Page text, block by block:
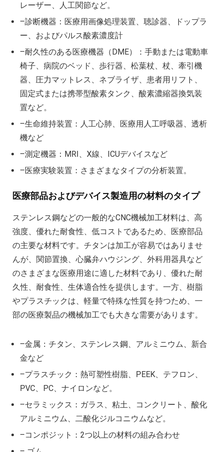
レーザー、人工関節など。
–診断機器：医療用画像処理装置、聴診器、ドップラ
ー、およびパルス酸素濃度計
–耐久性のある医療機器（DME）：手動または電動車
椅子、病院のベッド、歩行器、松葉杖、杖、牽引機
器、圧力マットレス、ネブライザ、患者用リフト、
固定式または携帯型酸素タンク、酸素濃縮器換気装
置など。
–生命維持装置：人工心肺、医療用人工呼吸器、透析
機など
–測定機器：MRI、X線、ICUデバイスなど
–医療実験装置：さまざまなタイプの分析装置。
医療部品およびデバイス製造用の材料のタイプ
ステンレス鋼などの一般的なCNC機械加工材料は、高
強度、優れた耐食性、低コストであるため、医療部品
の主要な材料です。チタンは加工が容易ではありませ
んが、関節置換、心臓弁ハウジング、外科用器具など
のさまざまな医療用途に適した材料であり、優れた耐
久性、耐食性、生体適合性を提供します。一方、樹脂
やプラスチックは、軽量で特殊な性質を持つため、一
部の医療製品の機械加工でも大きな需要があります。
–金属：チタン、ステンレス鋼、アルミニウム、新合
金など
–プラスチック：熱可塑性樹脂、PEEK、テフロン、
PVC、PC、ナイロンなど。
–セラミックス：ガラス、粘土、コンクリート、酸化
アルミニウム、二酸化ジルコニウムなど。
–コンポジット：2つ以上の材料の組み合わせ